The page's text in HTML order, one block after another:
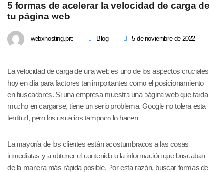
5 formas de acelerar la velocidad de carga de
tu página web
webxhosting.pro Blog 5 de noviembre de 2022
La velocidad de carga de una web es uno de los aspectos cruciales
hoy en día para factores tan importantes como el posicionamiento
en buscadores. Si una empresa muestra una página web que tarda
mucho en cargarse, tiene un serio problema. Google no tolera esta
lentitud, pero los usuarios tampoco lo hacen.
La mayoría de los clientes están acostumbrados a las cosas
inmediatas y a obtener el contenido o la información que buscaban
de la manera más rápida posible. Por esta razón, buscar formas de